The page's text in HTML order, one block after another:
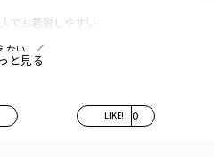
ない
LIKE! 0
でも着脱しやすい
ン・ブラックはWEB限定カラーとなり
と見る